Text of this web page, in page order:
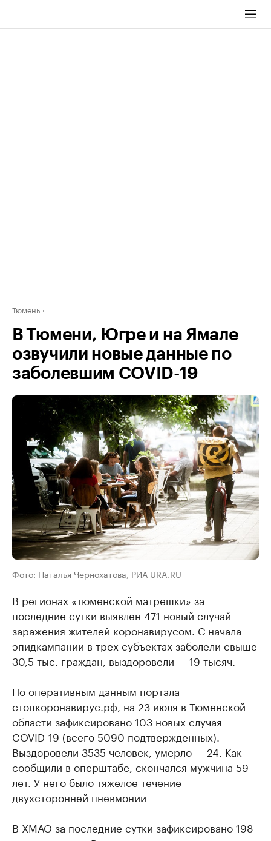
Тюмень
В Тюмени, Югре и на Ямале
озвучили новые данные по
заболевшим COVID-19
Фото: Наталья Чернохатова, РИА URA.RU
В регионах «тюменской матрешки» за
последние сутки выявлен 471 новый случай
заражения жителей коронавирусом. С начала
эпидкампании в трех субъектах заболели свыше
30,5 тыс. граждан, выздоровели — 19 тысяч.
По оперативным данным портала
стопкоронавирус.рф, на 23 июля в Тюменской
области зафиксировано 103 новых случая
COVID-19 (всего 5090 подтвержденных).
Выздоровели 3535 человек, умерло — 24. Как
сообщили в оперштабе, скончался мужчина 59
лет. У него было тяжелое течение
двухсторонней пневмонии
В ХМАО за последние сутки зафиксировано 198